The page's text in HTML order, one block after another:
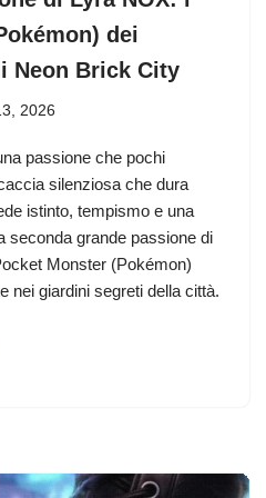
dei
Neon Brick City
2026
passione che pochi
silenziosa che dura
istinto, tempismo e una
seconda grande passione di
Monster (Pokémon)
nei giardini segreti della città.